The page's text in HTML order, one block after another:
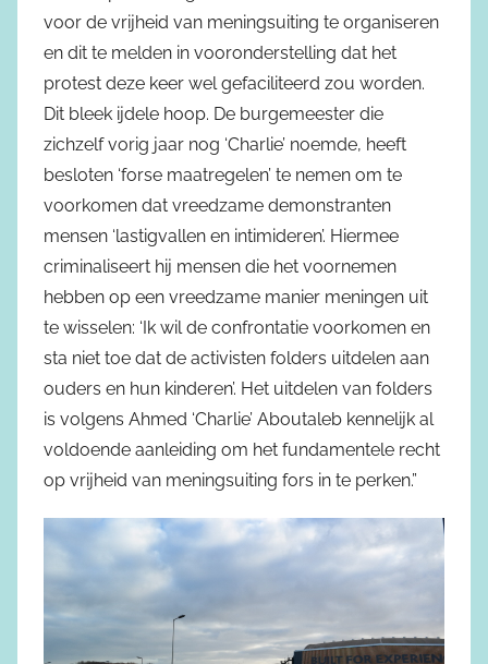
voor de vrijheid van meningsuiting te organiseren
en dit te melden in vooronderstelling dat het
protest deze keer wel gefaciliteerd zou worden.
Dit bleek ijdele hoop. De burgemeester die
zichzelf vorig jaar nog ‘Charlie’ noemde, heeft
besloten ‘forse maatregelen’ te nemen om te
voorkomen dat vreedzame demonstranten
mensen ‘lastigvallen en intimideren’. Hiermee
criminaliseert hij mensen die het voornemen
hebben op een vreedzame manier meningen uit
te wisselen: ‘Ik wil de confrontatie voorkomen en
sta niet toe dat de activisten folders uitdelen aan
ouders en hun kinderen’. Het uitdelen van folders
is volgens Ahmed ‘Charlie’ Aboutaleb kennelijk al
voldoende aanleiding om het fundamentele recht
op vrijheid van meningsuiting fors in te perken.”